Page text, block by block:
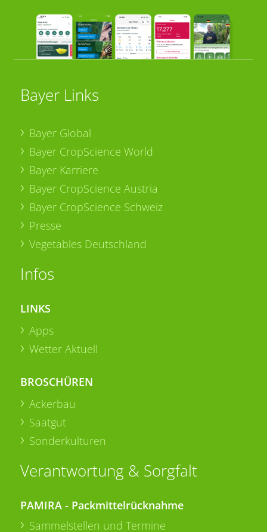
Bayer Links
Bayer Global
Bayer CropScience World
Bayer Karriere
Bayer CropScience Austria
Bayer CropScience Schweiz
Presse
Vegetables Deutschland
Infos
LINKS
Apps
Wetter Aktuell
BROSCHÜREN
Ackerbau
Saatgut
Sonderkulturen
Verantwortung & Sorgfalt
PAMIRA - Packmittelrücknahme
Sammelstellen und Termine